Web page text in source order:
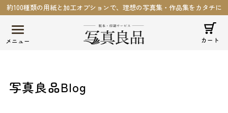
約100種類の用紙と加工オプションで、理想の写真集・作品集をカタチに
カート
写真良品Blog